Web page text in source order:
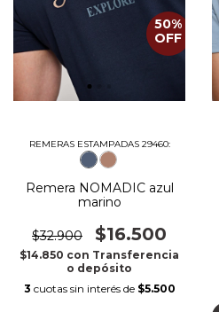
50%
OFF
REMERAS ESTAMPADAS 29460:
Remera NOMADIC azul
marino
$32.900 $16.500
$14.850 con Transferencia
o depósito
3 cuotas sin interés de $5.500